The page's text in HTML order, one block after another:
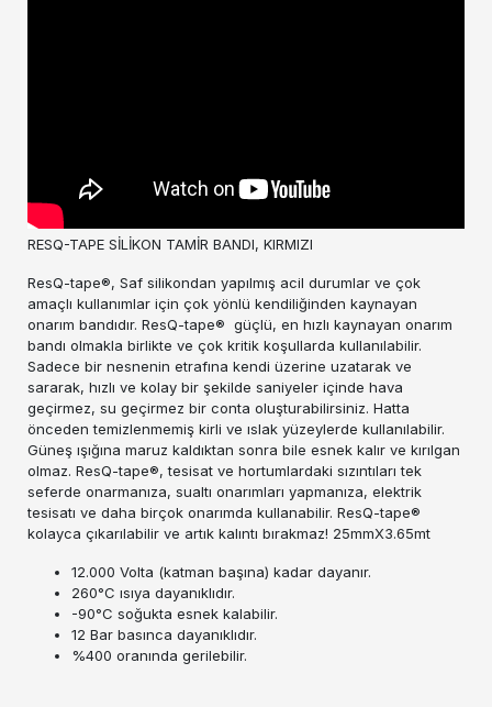
RESQ-TAPE SİLİKON TAMİR BANDI, KIRMIZI
ResQ-tape®, Saf silikondan yapılmış acil durumlar ve çok
amaçlı kullanımlar için çok yönlü kendiliğinden kaynayan
onarım bandıdır. ResQ-tape® güçlü, en hızlı kaynayan onarım
bandı olmakla birlikte ve çok kritik koşullarda kullanılabilir.
Sadece bir nesnenin etrafına kendi üzerine uzatarak ve
sararak, hızlı ve kolay bir şekilde saniyeler içinde hava
geçirmez, su geçirmez bir conta oluşturabilirsiniz. Hatta
önceden temizlenmemiş kirli ve ıslak yüzeylerde kullanılabilir.
Güneş ışığına maruz kaldıktan sonra bile esnek kalır ve kırılgan
olmaz. ResQ-tape®, tesisat ve hortumlardaki sızıntıları tek
seferde onarmanıza, sualtı onarımları yapmanıza, elektrik
tesisatı ve daha birçok onarımda kullanabilir. ResQ-tape®
kolayca çıkarılabilir ve artık kalıntı bırakmaz! 25mmX3.65mt
12.000 Volta (katman başına) kadar dayanır.
260°C ısıya dayanıklıdır.
-90°C soğukta esnek kalabilir.
12 Bar basınca dayanıklıdır.
%400 oranında gerilebilir.